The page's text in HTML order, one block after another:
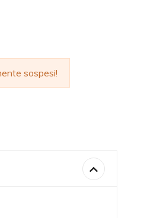
sospesi!